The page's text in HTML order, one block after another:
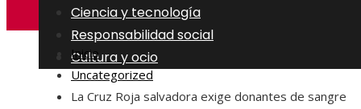
Ciencia y tecnología
Responsabilidad social
Cultura y ocio
Inicio
Uncategorized
La Cruz Roja salvadora exige donantes de sangre